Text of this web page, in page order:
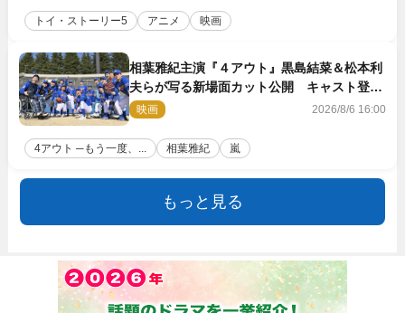
トイ・ストーリー5 アニメ 映画
相葉雅紀主演『４アウト』黒島結菜＆松本利
夫らが写る新場面カット公開 キャスト登壇
イベントも決定
映画 2026/8/6 16:00
4アウト ─もう一度、... 相葉雅紀 嵐
もっと見る